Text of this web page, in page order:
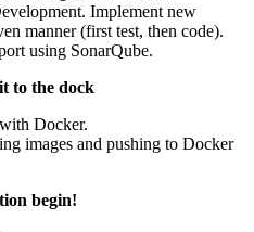
Implement new
manner (first test, then code).
using SonarQube.
to the dock
Docker.
images and pushing to Docker
begin!